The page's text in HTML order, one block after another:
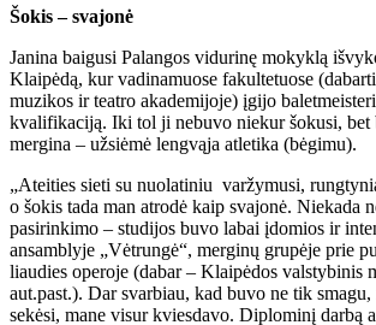
Šokis – svajonė
Janina baigusi Palangos vidurinę mokyklą
Klaipėdą, kur vadinamuose fakultetuose
muzikos ir teatro akademijoje) įgijo
kvalifikaciją. Iki tol ji nebuvo niekur šokusi, bet
mergina – užsiėmė lengvąja atletika (bėgimu).
„Ateities sieti su nuolatiniu varžymusi,
o šokis tada man atrodė kaip svajonė. Niekada
pasirinkimo – studijos buvo labai įdomios ir
ansamblyje „Vėtrungė“, merginų grupėje prie
liaudies operoje (dabar – Klaipėdos valstybinis
aut.past.). Dar svarbiau, kad buvo ne tik
sekėsi, mane visur kviesdavo. Diplominį darbą